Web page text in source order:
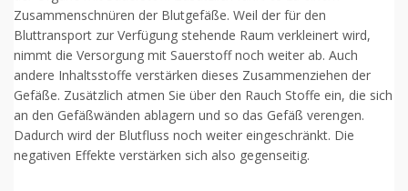
Zusammenschnüren der Blutgefäße. Weil der für den
Bluttransport zur Verfügung stehende Raum verkleinert wird,
nimmt die Versorgung mit Sauerstoff noch weiter ab. Auch
andere Inhaltsstoffe verstärken dieses Zusammenziehen der
Gefäße. Zusätzlich atmen Sie über den Rauch Stoffe ein, die sich
an den Gefäßwänden ablagern und so das Gefäß verengen.
Dadurch wird der Blutfluss noch weiter eingeschränkt. Die
negativen Effekte verstärken sich also gegenseitig.